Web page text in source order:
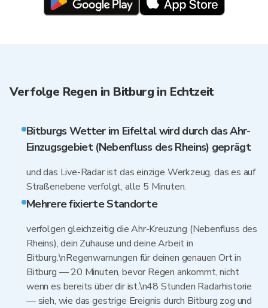
Verfolge Regen in Bitburg in Echtzeit
Bitburgs Wetter im Eifeltal wird durch das Ahr-
Einzugsgebiet (Nebenfluss des Rheins) geprägt
und das Live-Radar ist das einzige Werkzeug, das es auf
Straßenebene verfolgt, alle 5 Minuten.
Mehrere fixierte Standorte
verfolgen gleichzeitig die Ahr-Kreuzung (Nebenfluss des
Rheins), dein Zuhause und deine Arbeit in
Bitburg.\nRegenwarnungen für deinen genauen Ort in
Bitburg — 20 Minuten, bevor Regen ankommt, nicht
wenn es bereits über dir ist.\n48 Stunden Radarhistorie
— sieh, wie das gestrige Ereignis durch Bitburg zog und